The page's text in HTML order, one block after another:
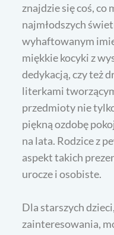
znajdzie się coś, co
najmłodszych
wyhaftowanym
miękkie kocyki z
dedykacją, czy też
literkami
przedmioty nie
piękną ozdobę
na lata. Rodzice z
aspekt takich
urocze i osobiste.
Dla starszych
zainteresowania,